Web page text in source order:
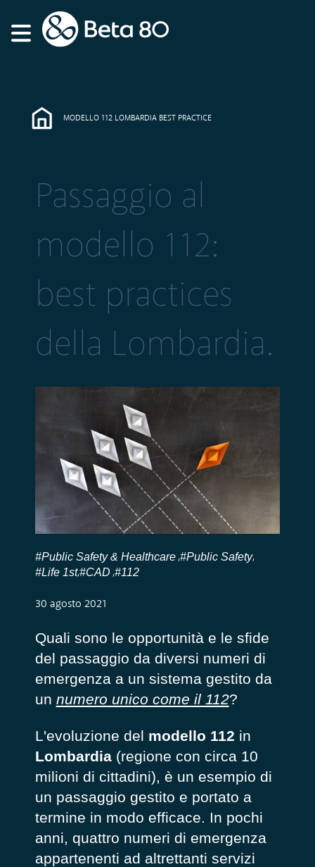
MODELLO 112 LOMBARDIA BEST PRACTICE
Passaggio al
modello 112:
best practices
della Lombardia.
#Public Safety & Healthcare,#Public Safety,
#Life 1st,#CAD ,#112
30 agosto 2021
Quali sono le opportunità e le sfide
del passaggio da diversi numeri di
emergenza a un sistema gestito da
un numero unico come il 112?
L'evoluzione del modello 112 in
Lombardia(regione con circa 10
milioni di cittadini), è un esempio di
un passaggio gestito e portato a
termine in modo efficace. In pochi
anni, quattro numeri di emergenza
appartenenti ad altrettanti servizi